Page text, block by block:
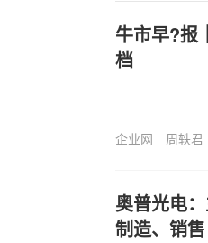
牛市早?报
档
企业网 周轶君
奥普光电
制造、销售